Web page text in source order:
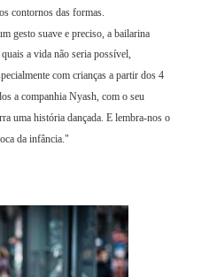
contornos das formas.
gesto suave e preciso, a bailarina
a vida não seria possível,
com crianças a partir dos 4
a companhia Nyash, com o seu
uma história dançada. E lembra-nos o
da infância."